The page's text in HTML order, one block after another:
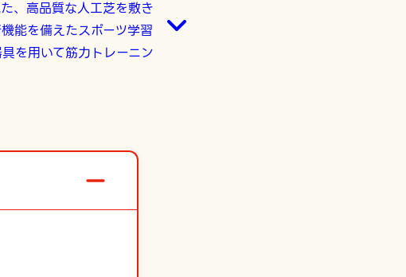
、高品質な人工芝を敷き
能を備えたスポーツ学習
を用いて筋力トレーニン